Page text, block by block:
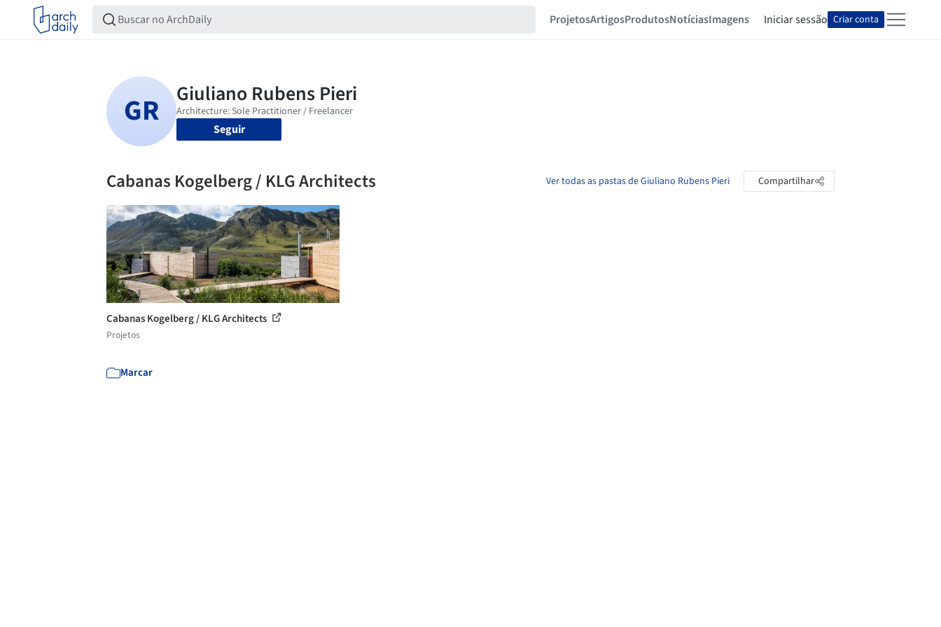
ProjetosArtigosProdutosNotíciasImagens Iniciar sessão Criar conta
Seguir
Cabanas Kogelberg / KLG Architects Ver todas as pastas de Giuliano Rubens Pieri Compartilhar
Cabanas Kogelberg / KLG Architects
Projetos
Marcar